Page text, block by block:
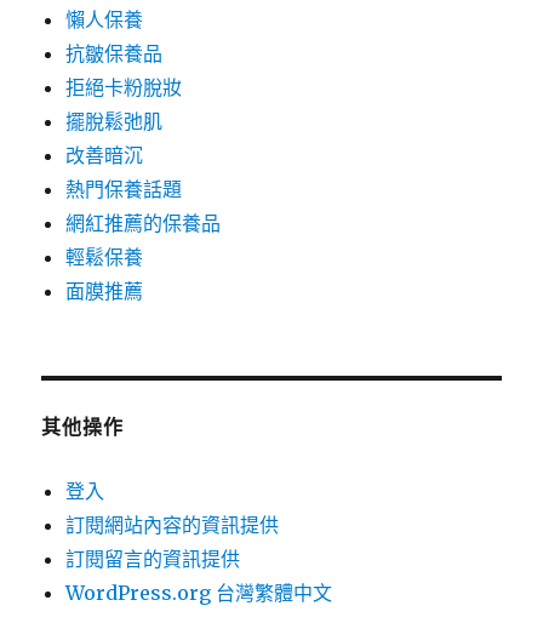
懶人保養
抗皺保養品
拒絕卡粉脫妝
擺脫鬆弛肌
改善暗沉
熱門保養話題
網紅推薦的保養品
輕鬆保養
面膜推薦
其他操作
登入
訂閱網站內容的資訊提供
訂閱留言的資訊提供
WordPress.org 台灣繁體中文